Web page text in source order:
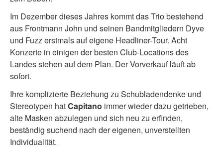
Im Dezember dieses Jahres kommt das Trio bestehend
aus Frontmann John und seinen Bandmitgliedern Dyve
und Fuzz erstmals auf eigene Headliner-Tour. Acht
Konzerte in einigen der besten Club-Locations des
Landes stehen auf dem Plan. Der Vorverkauf läuft ab
sofort.
Ihre komplizierte Beziehung zu Schubladendenke und
Stereotypen hatCapitano immer wieder dazu getrieben,
alte Masken abzulegen und sich neu zu erfinden,
beständig suchend nach der eigenen, unverstellten
Individualität.